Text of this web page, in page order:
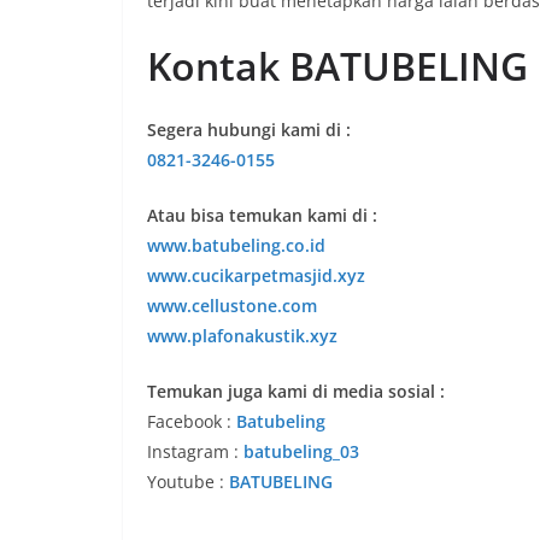
Kontak BATUBELING
Segera hubungi kami di :
0821-3246-0155
Atau bisa temukan kami di :
www.batubeling.co.id
www.cucikarpetmasjid.xyz
www.cellustone.com
www.plafonakustik.xyz
Temukan juga kami di media sosial :
Facebook : Batubeling
Instagram : batubeling_03
Youtube : BATUBELING